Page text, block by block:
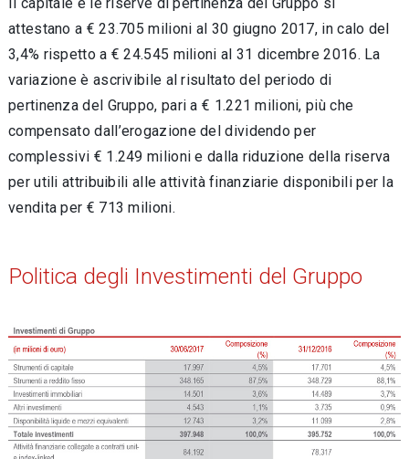
attestano a € 23.705 milioni al 30 giugno 2017, in calo del
3,4% rispetto a € 24.545 milioni al 31 dicembre 2016. La
variazione è ascrivibile al risultato del periodo di
pertinenza del Gruppo, pari a € 1.221 milioni, più che
compensato dall’erogazione del dividendo per
complessivi € 1.249 milioni e dalla riduzione della riserva
per utili attribuibili alle attività finanziarie disponibili per la
vendita per € 713 milioni.
Politica degli Investimenti del Gruppo